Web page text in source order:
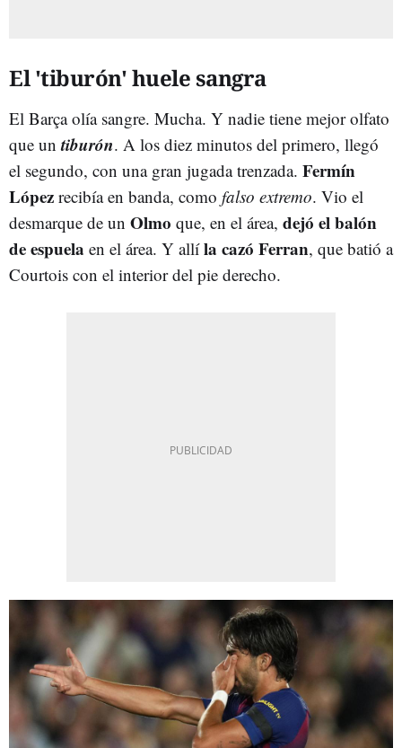
El 'tiburón' huele sangra
El Barça olía sangre. Mucha. Y nadie tiene mejor olfato
que untiburón. A los diez minutos del primero, llegó
el segundo, con una gran jugada trenzada. Fermín
López recibía en banda, como falso extremo. Vio el
desmarque de un Olmo que, en el área, dejó el balón
de espuela en el área. Y allíla cazó Ferran, que batió a
Courtois con el interior del pie derecho.